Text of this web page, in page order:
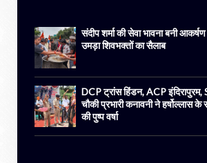
संदीप शर्मा की सेवा भावना बनी
उमड़ा शिवभक्तों का सैलाब
DCP ट्रांस हिंडन, ACP इंदिरापुरम,
चौकी प्रभारी कनावनी ने हर्षोल्लास के
की पुष्प वर्षा